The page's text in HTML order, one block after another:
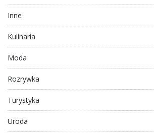
Inne
Kulinaria
Moda
Rozrywka
Turystyka
Uroda